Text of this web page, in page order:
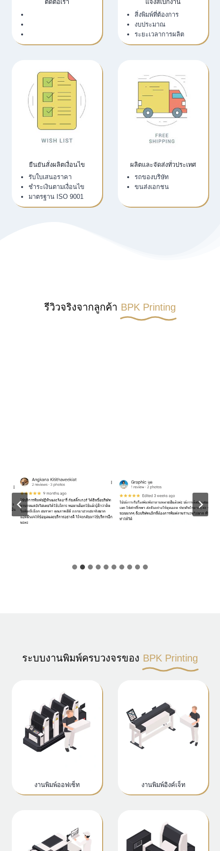
ติดต่อเรา
แจ้งสเปกงาน
สิ่งพิมพ์ที่ต้องการ
งบประมาณ
ระยะเวลาการผลิต
ยืนยันสั่งผลิตเงื่อนไข
รับใบเสนอราคา
ชำระเงินตามเงื่อนไข
มาตรฐาน ISO 9001
ผลิตและจัดส่งทั่วประเทศ
รถของบริษัท
ขนส่งเอกชน
รีวิวจริงจากลูกค้า BPK Printing
ระบบงานพิมพ์ครบวงจรของ BPK Printing
งานพิมพ์ออฟเซ็ท งานพิมพ์อิงค์เจ็ท